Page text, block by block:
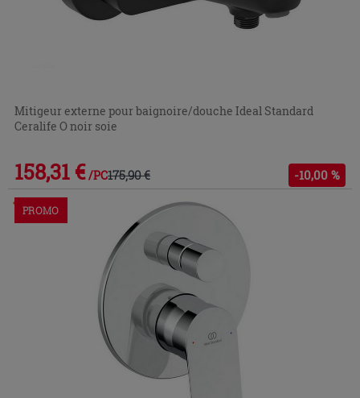
Mitigeur externe pour baignoire/douche Ideal Standard
Ceralife O noir soie
158,31 € /PC175,90 € -10,00 %
Commandable en magasin ou via le service client
PROMO